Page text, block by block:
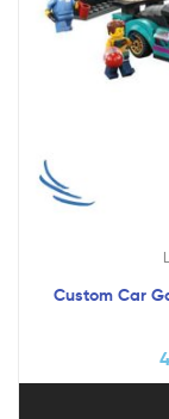
Custom Car